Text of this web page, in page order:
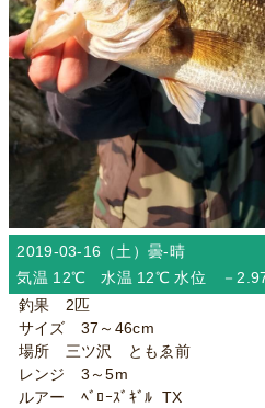
2019-03-16（土）曇-晴
気温 12℃ 水温 12℃ 水位 －
釣果 2匹
サイズ 37～46cm
場所 三ツ沢 ともゑ前
レンジ 3～5m
ルアー ﾍﾞﾛｰｽﾞｷﾞﾙ TX